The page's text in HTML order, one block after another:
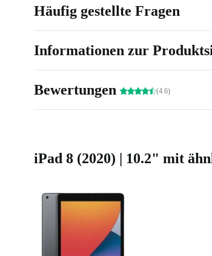
Häufig gestellte Fragen
Informationen zur
Bewertungen (4.6)
iPad 8 (2020) | 10.2" mit